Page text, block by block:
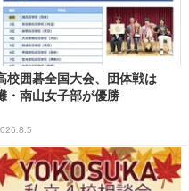
校囲碁全国大会、団体戦は
・南山女子部が優勝